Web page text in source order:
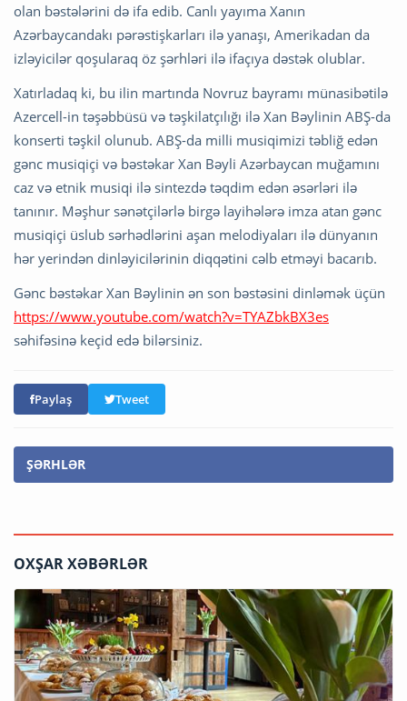
olan bəstələrini də ifa edib. Canlı yayıma Xanın
Azərbaycandakı pərəstişkarları ilə yanaşı, Amerikadan da
izləyicilər qoşularaq öz şərhləri ilə ifaçıya dəstək olublar.
Xatırladaq ki, bu ilin martında Novruz bayramı münasibətilə
Azercell-in təşəbbüsü və təşkilatçılığı ilə Xan Bəylinin ABŞ-da
konserti təşkil olunub. ABŞ-da milli musiqimizi təbliğ edən
gənc musiqiçi və bəstəkar Xan Bəyli Azərbaycan muğamını
caz və etnik musiqi ilə sintezdə təqdim edən əsərləri ilə
tanınır. Məşhur sənətçilərlə birgə layihələrə imza atan gənc
musiqiçi üslub sərhədlərini aşan melodiyaları ilə dünyanın
hər yerindən dinləyicilərinin diqqətini cəlb etməyi bacarıb.
Gənc bəstəkar Xan Bəylinin ən son bəstəsini dinləmək üçün
https://www.youtube.com/watch?v=TYAZbkBX3es
səhifəsinə keçid edə bilərsiniz.
Paylaş Tweet
ŞƏRHLƏR
OXŞAR XƏBƏRLƏR